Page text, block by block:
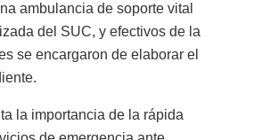
ambulancia de soporte vital
del SUC, y efectivos de la
se encargaron de elaborar el
la importancia de la rápida